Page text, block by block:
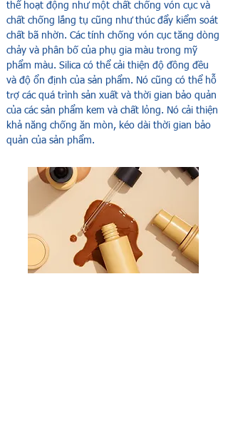
thể hoạt động như một chất chống vón cục và
chất chống lắng tụ cũng như thúc đẩy kiểm soát
chất bã nhờn. Các tính chống vón cục tăng dòng
chảy và phân bố của phụ gia màu trong mỹ
phẩm màu. Silica có thể cải thiện độ đồng đều
và độ ổn định của sản phẩm. Nó cũng có thể hỗ
trợ các quá trình sản xuất và thời gian bảo quản
của các sản phẩm kem và chất lỏng. Nó cải thiện
khả năng chống ăn mòn, kéo dài thời gian bảo
quản của sản phẩm.